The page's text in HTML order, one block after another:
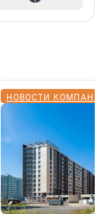
НОВОСТИ